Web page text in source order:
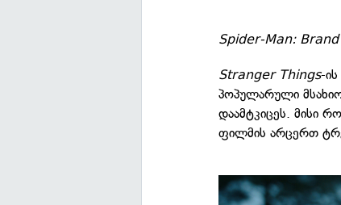
Spider-Man:
Stranger Things-
პოპულარული
დაამტკიცეს. მისი
ფილმის არცერთ